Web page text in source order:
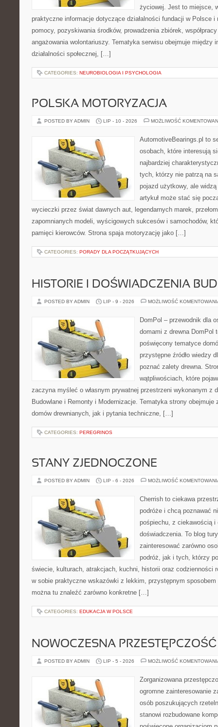
życiowej. Jest to miejsce,
praktyczne informacje dotyczące działalności fundacji w Polsce i
pomocy, pozyskiwania środków, prowadzenia zbiórek,
angażowania wolontariuszy. Tematyka serwisu obejmuje między
działalności społecznej, […]
CATEGORIES: NEUROBIOLOGIA I PSYCHOLOGIA
POLSKA MOTORYZACJA
POSTED BY ADMIN LIP - 10 - 2026 MOŻLIWOŚĆ
AutomotiveBearings.pl to
osobach, które interesują
najbardziej
tych, którzy nie patrzą na
pojazd użytkowy, ale
artykuł może stać się
wycieczki przez świat dawnych aut, legendarnych marek,
zapomnianych modeli, wyścigowych sukcesów i samochodów,
pamięci kierowców. Strona spaja motoryzację jako […]
CATEGORIES: PORADY DLA POCZĄTKUJĄCYCH
HISTORIE I DOŚWIADCZENIA
POSTED BY ADMIN LIP - 9 - 2026 MOŻLIWOŚĆ
DomPol – przewodnik dla
domami z drewna DomPol
poświęcony tematyce
przystępne źródło wiedzy
poznać zalety drewna.
wątpliwościach, które
zaczyna myśleć o własnym prywatnej przestrzeni wykonanym z
Budowlane i Remonty i Modernizacje. Tematyka strony obejmuje
domów drewnianych, jak i pytania techniczne, […]
CATEGORIES: PEREGRINOS
STANY ZJEDNOCZONE
POSTED BY ADMIN LIP - 6 - 2026 MOŻLIWOŚĆ
Cherrish to ciekawa
podróże i chcą poznawać
pośpiechu, z ciekawością i
doświadczenia. To blog
zainteresować zarówno
podróż, jak i tych, którzy
świecie, kulturach, atrakcjach, kuchni, historii oraz codzienności
w sobie praktyczne wskazówki z lekkim, przystępnym
można tu znaleźć zarówno konkretne […]
CATEGORIES: EDUKACJA W POLSCE
NOWOCZESNA PRZESTĘPCZOŚĆ
POSTED BY ADMIN LIP - 5 - 2026 MOŻLIWOŚĆ
Zorganizowana
ogromne zainteresowanie
osób poszukujących
stanowi rozbudowane